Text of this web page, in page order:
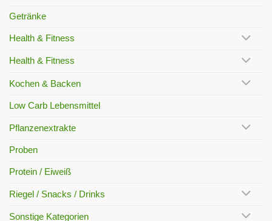
Getränke
Health & Fitness
Health & Fitness
Kochen & Backen
Low Carb Lebensmittel
Pflanzenextrakte
Proben
Protein / Eiweiß
Riegel / Snacks / Drinks
Sonstige Kategorien